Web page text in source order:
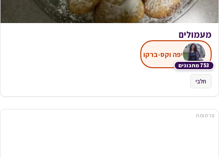
עוגיות קוקוס_מתכון של ירדנה ג'נאח – מאסטר מתכונים
1,244 מתכונים
ירדנה ג'נאח
חלבי
פרסומת